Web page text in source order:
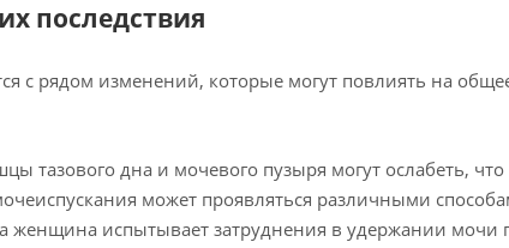
последствия
с рядом изменений, которые могут повлиять на
тазового дна и мочевого пузыря могут ослабеть,
может проявляться различными
женщина испытывает затруднения в удержании